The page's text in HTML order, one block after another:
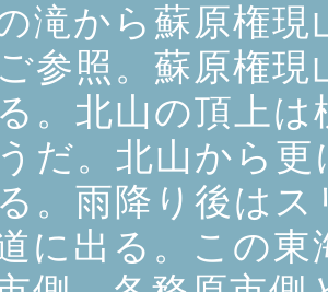
滝から蘇原権現
参照。蘇原権
。北山の頂上
だ。北山から
。雨降り後は
に出る。この東